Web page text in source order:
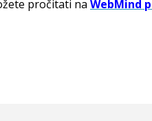
pročitati na WebMind